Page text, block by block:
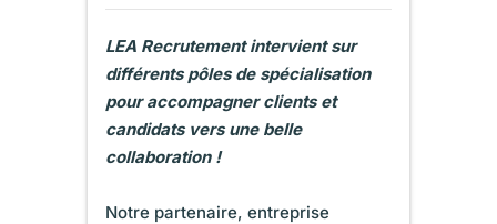
LEA Recrutement intervient sur
différents pôles de spécialisation
pour accompagner clients et
candidats vers une belle
collaboration !
Notre partenaire, entreprise